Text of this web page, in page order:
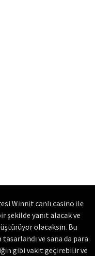
Winnit canlı casino ile
yanıt alacak ve
olacaksın. Bu
ve sana da para
gibi vakit geçirebilir ve